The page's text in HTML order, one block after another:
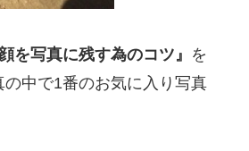
を写真に残す為のコツ』 を
中で1番のお気に入り写真